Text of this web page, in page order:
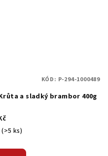
a sladký brambor 400g
(>5 ks)
KÓD: P-294-1000489